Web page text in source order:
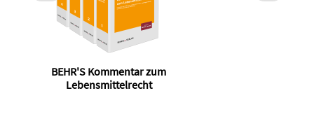
BEHR'S Kommentar zum
Lebensmittelrecht